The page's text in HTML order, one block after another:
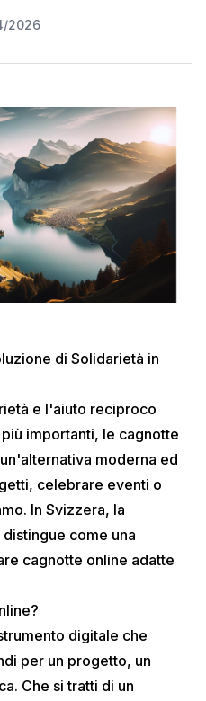
2026
di Solidarietà in
e l'aiuto reciproco
importanti, le cagnotte
moderna ed
celebrare eventi o
In Svizzera, la
come una
cagnotte online adatte
digitale che
per un progetto, un
Che si tratti di un